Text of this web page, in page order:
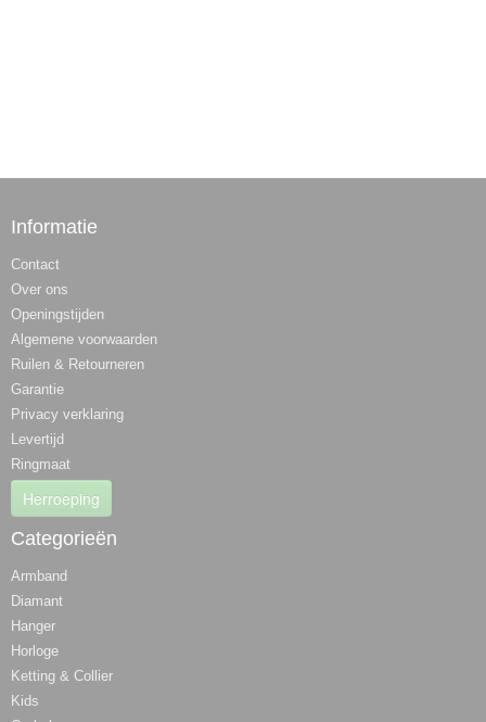
Informatie
Contact
Over ons
Openingstijden
Algemene voorwaarden
Ruilen & Retourneren
Garantie
Privacy verklaring
Levertijd
Ringmaat
Herroeping
Categorieën
Armband
Diamant
Hanger
Horloge
Ketting & Collier
Kids